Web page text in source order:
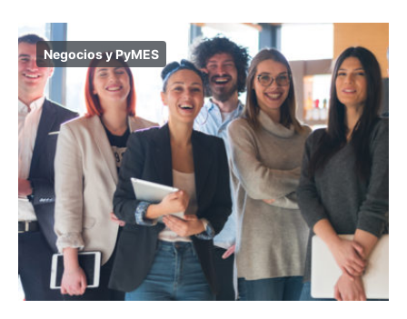
Negocios y PyMES